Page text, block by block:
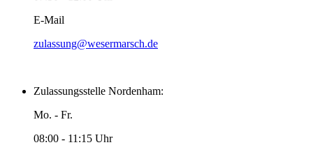
E-Mail
zulassung@wesermarsch.de
Zulassungsstelle Nordenham:
Mo. - Fr.
08:00 - 11:15 Uhr